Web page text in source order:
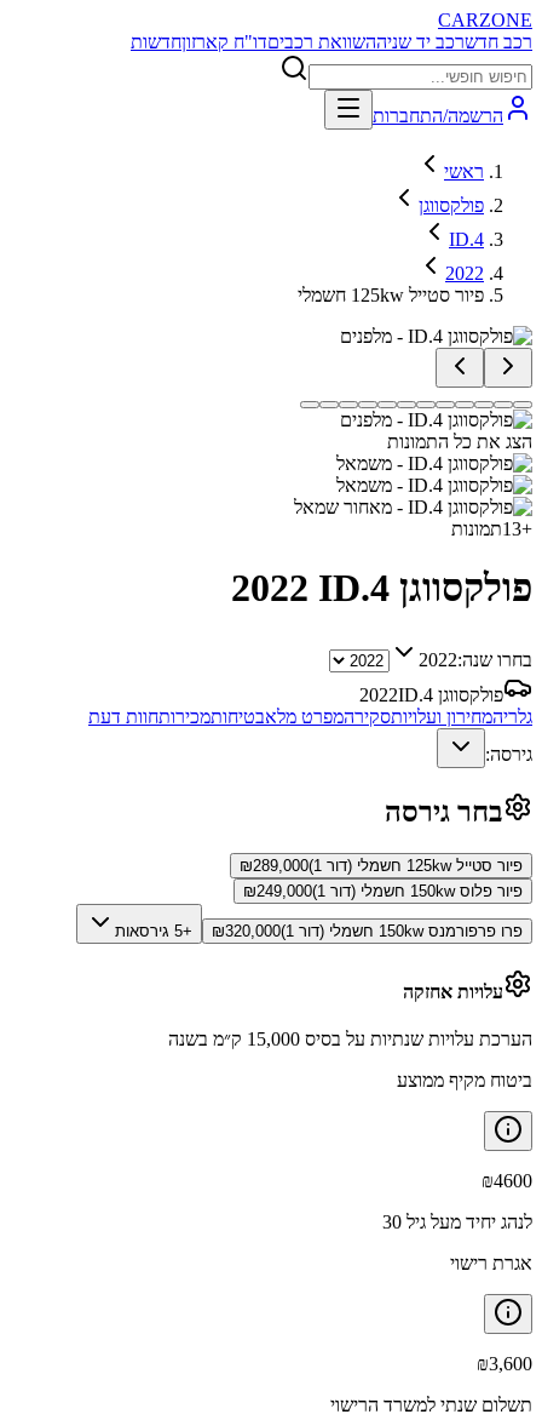
CARZONE
רכב חדשרכב יד שניההשוואת רכביםדו"ח קארזוןחדשות
הרשמה/התחברות
ראשי
פולקסווגן
ID.4
2022
פיור סטייל 125kw חשמלי
הצג את כל התמונות
+
13תמונות
פולקסווגן ID.4 2022
בחרו שנה:2022
פולקסווגן ID.4
2022
גלריהמחירון ועלויותסקירהמפרט מלאבטיחותמכירותחוות דעת
גירסה:
בחר גירסה
פיור סטייל 125kw חשמלי (דור 1) ₪289,000
פיור פלוס 150kw חשמלי (דור 1)
₪249,000
פרו פרפורמנס 150kw חשמלי (דור 1) ₪320,000 +5 גירסאות
עלויות אחזקה
הערכת עלויות שנתיות על בסיס 15,000 ק״מ בשנה
ביטוח מקיף ממוצע
₪4600
לנהג יחיד מעל גיל 30
אגרת רישוי
₪3,600
תשלום שנתי למשרד הרישוי